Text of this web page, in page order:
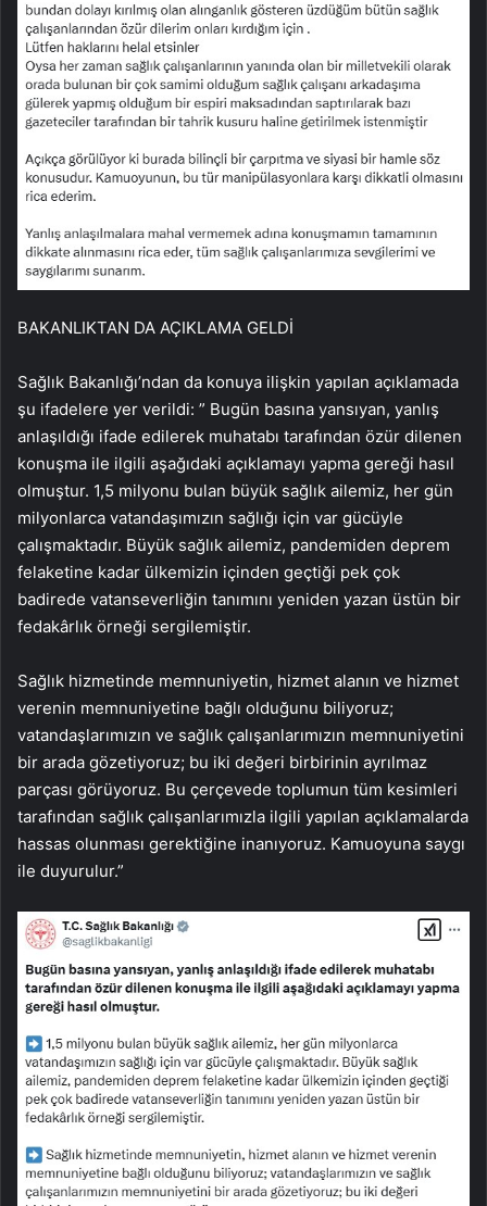
BAKANLIKTAN DA AÇIKLAMA GELDİ
Sağlık Bakanlığı’ndan da konuya ilişkin yapılan açıklamada
şu ifadelere yer verildi: ” Bugün basına yansıyan, yanlış
anlaşıldığı ifade edilerek muhatabı tarafından özür dilenen
konuşma ile ilgili aşağıdaki açıklamayı yapma gereği hasıl
olmuştur. 1,5 milyonu bulan büyük sağlık ailemiz, her gün
milyonlarca vatandaşımızın sağlığı için var gücüyle
çalışmaktadır. Büyük sağlık ailemiz, pandemiden deprem
felaketine kadar ülkemizin içinden geçtiği pek çok
badirede vatanseverliğin tanımını yeniden yazan üstün bir
fedakârlık örneği sergilemiştir.
Sağlık hizmetinde memnuniyetin, hizmet alanın ve hizmet
verenin memnuniyetine bağlı olduğunu biliyoruz;
vatandaşlarımızın ve sağlık çalışanlarımızın memnuniyetini
bir arada gözetiyoruz; bu iki değeri birbirinin ayrılmaz
parçası görüyoruz. Bu çerçevede toplumun tüm kesimleri
tarafından sağlık çalışanlarımızla ilgili yapılan açıklamalarda
hassas olunması gerektiğine inanıyoruz. Kamuoyuna saygı
ile duyurulur.”